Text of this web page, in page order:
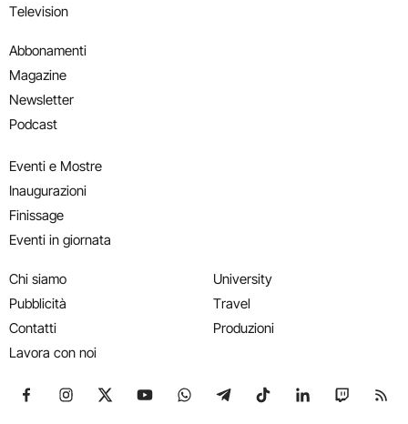
Television
Abbonamenti
Magazine
Newsletter
Podcast
Eventi e Mostre
Inaugurazioni
Finissage
Eventi in giornata
Chi siamo
Pubblicità
Contatti
Lavora con noi
University
Travel
Produzioni
Seguici su Facebook
Seguici su Instagram
Seguici su X
Seguici su YouTube
Seguici su WhatsApp
Seguici su Telegram
Seguici su TikTok
Seguici su
Seguici